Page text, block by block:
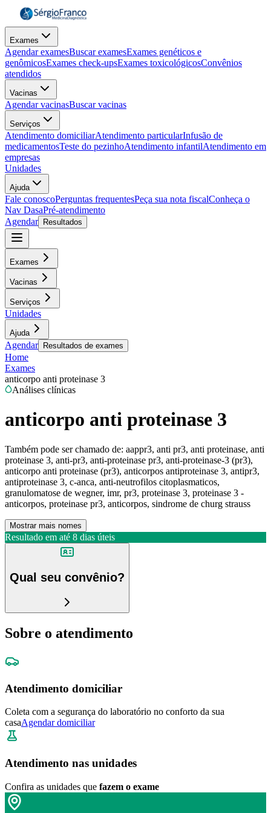
Exames
Agendar examesBuscar examesExames genéticos e
genômicosExames check-upsExames toxicológicosConvênios
atendidos
Vacinas
Agendar vacinasBuscar vacinas
Serviços
Atendimento domiciliarAtendimento particularInfusão de
medicamentosTeste do pezinhoAtendimento infantilAtendimento em
empresas
Unidades
Ajuda
Fale conoscoPerguntas frequentesPeça sua nota fiscalConheça o
Nav DasaPré-atendimento
Agendar
Resultados
Exames
Vacinas
Serviços
Unidades
Ajuda
Agendar Resultados de exames
Home
Exames
anticorpo anti proteinase 3
Análises clínicas
anticorpo anti proteinase 3
Também pode ser chamado de: aappr3, anti pr3, anti proteinase, anti
proteinase 3, anti-pr3, anti-proteinase pr3, anti-proteinase-3 (pr3),
anticorpo anti proteinase (pr3), anticorpos antiproteinase 3, antipr3,
antiproteinase 3, c-anca, anti-neutrofilos citoplasmaticos,
granulomatose de wegner, imr, pr3, proteinase 3, proteinase 3 -
anticorpos, proteinase pr3, anticorpos, sindrome de churg strauss
Mostrar mais nomes
Resultado em até 8 dias úteis
Qual seu convênio?
Sobre o atendimento
Atendimento domiciliar
Coleta com a segurança do laboratório no conforto da sua
casaAgendar domiciliar
Atendimento nas unidades
Confira as unidades que fazem o exame